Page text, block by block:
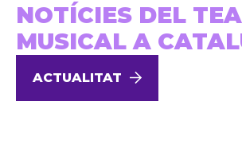
NOTÍCIES DEL
MUSICAL A
ACTUALITAT